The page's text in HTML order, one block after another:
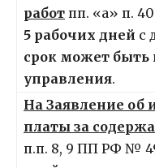
работ пп. «а» п.
5 рабочих дней с
срок может быть
управления.
На Заявление об
платы за
п.п. 8, 9 ПП РФ №